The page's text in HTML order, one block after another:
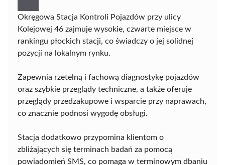
Okręgowa Stacja Kontroli Pojazdów przy ulicy
Kolejowej 46 zajmuje wysokie, czwarte miejsce w
rankingu płockich stacji, co świadczy o jej solidnej
pozycji na lokalnym rynku.
Zapewnia rzetelną i fachową diagnostykę pojazdów
oraz szybkie przeglądy techniczne, a także oferuje
przeglądy przedzakupowe i wsparcie przy naprawach,
co znacznie podnosi wygodę obsługi.
Stacja dodatkowo przypomina klientom o
zbliżających się terminach badań za pomocą
powiadomień SMS, co pomaga w terminowym dbaniu